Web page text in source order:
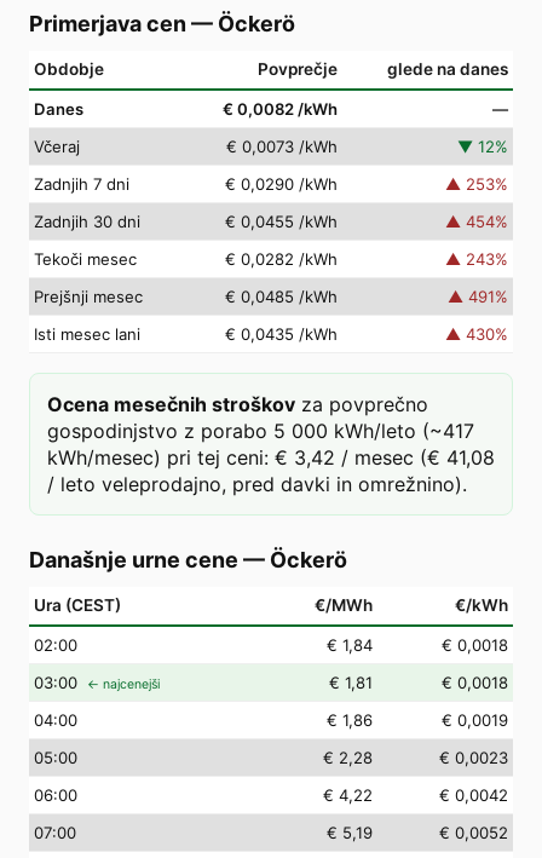
Primerjava cen — Öckerö
Obdobje Povprečje glede na danes
Danes € 0,0082 /kWh
—
Včeraj
€ 0,0073 /kWh ▼ 12%
Zadnjih 7 dni
€ 0,0290 /kWh ▲ 253%
Zadnjih 30 dni
€ 0,0455 /kWh ▲ 454%
Tekoči mesec
€ 0,0282 /kWh ▲ 243%
Prejšnji mesec
€ 0,0485 /kWh ▲ 491%
Isti mesec lani
€ 0,0435 /kWh ▲ 430%
Ocena mesečnih stroškov za povprečno
gospodinjstvo z porabo 5 000 kWh/leto (~417
kWh/mesec) pri tej ceni: € 3,42 / mesec (€ 41,08
/ leto veleprodajno, pred davki in omrežnino).
Današnje urne cene — Öckerö
Ura (CEST) €/MWh €/kWh
02:00 € 1,84
€ 0,0018
03:00 ← najcenejši € 1,81
€ 0,0018
04:00 € 1,86
€ 0,0019
05:00 € 2,28
€ 0,0023
06:00 € 4,22
€ 0,0042
07:00 € 5,19
€ 0,0052